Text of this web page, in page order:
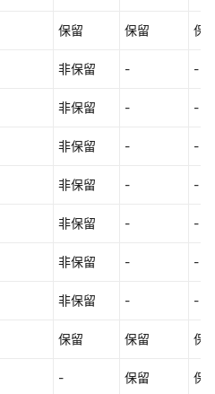
保留 保留 保
非保留 - -
非保留 - -
非保留 - -
非保留 - -
非保留 - -
非保留 - -
非保留 - -
保留 保留 保
- 保留 保